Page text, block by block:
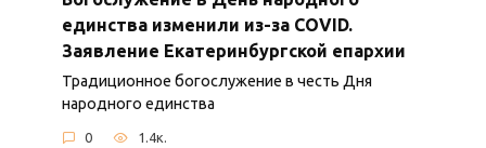
единства изменили из-за COVID.
Заявление Екатеринбургской епархии
Традиционное богослужение в честь Дня
народного единства
0 1.4к.